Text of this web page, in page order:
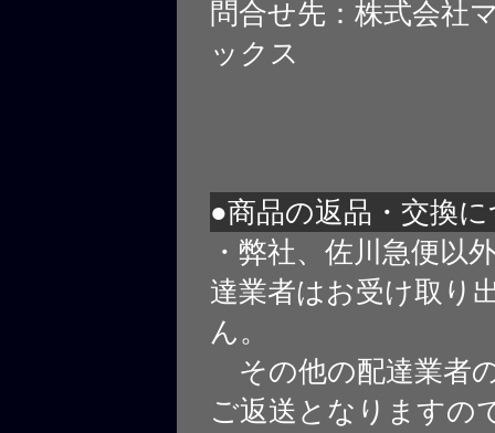
問合せ先：株式会社
ックス
●商品の返品・交換
・弊社、佐川急便以
達業者はお受け取り
ん。
その他の配達業者
ご返送となりますの